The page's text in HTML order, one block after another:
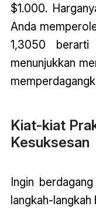
$1.000.
Anda
1,3050
menunjukkan
Kiat-kiat
Kesuksesan
Ingin
langkah-langkah